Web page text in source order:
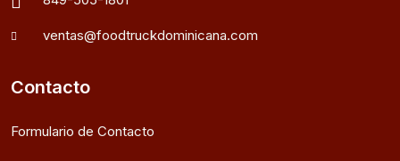
ventas@foodtruckdominicana.com
Contacto
Formulario de Contacto